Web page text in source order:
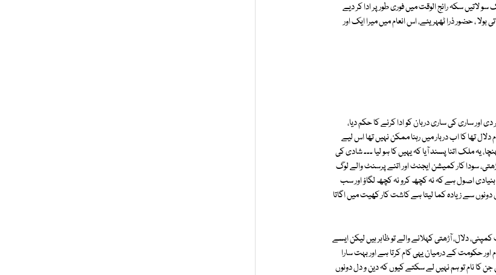
لاتیں سکہ رائج الوقت میں فوری طور پر ادا کر دیے
، حضور ذرا ٹھہریئے، اس انعام میں میرا ایک اور
اور ساری کی ساری دربان کو ادا کرنے کا حکم دیا،
تھا کا اب دربار میں رہنا ممکن نہیں تھا اس لیے
یہ ملک اتنا پسند آیا کہ یہیں کا ہو لیا ۔۔۔ شادی کی
سودا کار کمیشن ایجنٹ اور اتنے پرسنٹ والے لوگ
بنیادی اصول ہے کہ نہ کچھ کرو نہ کچھ لگاؤ اور سب
دونوں سے زیادہ کما لیتا ہے کاشت کار کھیت میں اگاتا
دلال، آڑھتی کہلانے والے تو ظاہر ہیں لیکن ایسے
حکومت کے درمیان یہی کام کرتا ہے اور بہت سارا
جن کا نام تو ہم نہیں لے سکتے کیوں کہ دین و دل دونوں